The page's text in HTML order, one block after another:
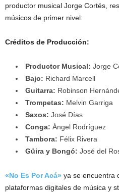
productor musical Jorge Cortés,
músicos de primer nivel:
Créditos de Producción:
Productor Musical: Jorge
Bajo: Richard Marcell
Guitarra: Robinson
Trompetas: Melvin Garriga
Saxos: José Días
Conga: Ángel Rodríguez
Tambora: Félix Rivera
Güira y Bongó: José del
«No Es Por Acá» ya se encuentra
plataformas digitales de música y